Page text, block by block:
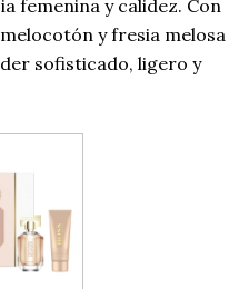
femenina y calidez. Con
y fresia melosa
sofisticado, ligero y